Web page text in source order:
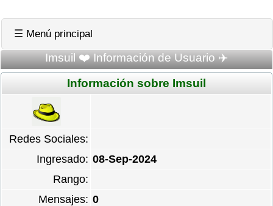
☰ Menú principal
Imsuil ❤️ Información de Usuario ✈️
Información sobre Imsuil
Redes Sociales:
Ingresado: 08-Sep-2024
Rango:
Mensajes: 0